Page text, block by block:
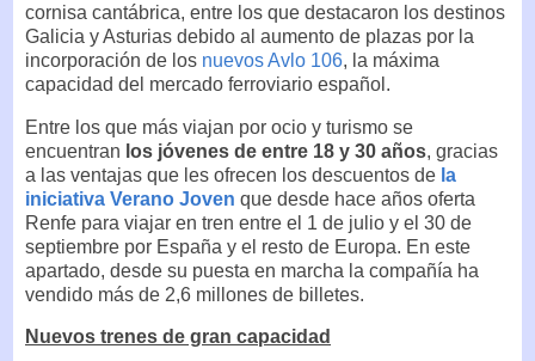
cornisa cantábrica, entre los que destacaron los destinos
Galicia y Asturias debido al aumento de plazas por la
incorporación de los nuevos Avlo 106, la máxima
capacidad del mercado ferroviario español.
Entre los que más viajan por ocio y turismo se
encuentran los jóvenes de entre 18 y 30 años, gracias
a las ventajas que les ofrecen los descuentos de la
iniciativa Verano Joven que desde hace años oferta
Renfe para viajar en tren entre el 1 de julio y el 30 de
septiembre por España y el resto de Europa. En este
apartado, desde su puesta en marcha la compañía ha
vendido más de 2,6 millones de billetes.
Nuevos trenes de gran capacidad